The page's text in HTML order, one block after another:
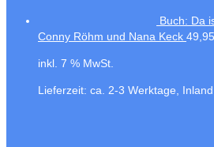
Buch: Da
Conny Röhm und Nana Keck 49,95
inkl. 7 % MwSt.
Lieferzeit: ca. 2-3 Werktage, Inland